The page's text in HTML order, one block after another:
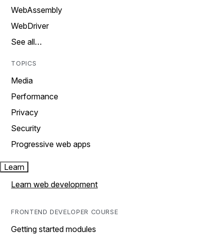
WebAssembly
WebDriver
See all…
TOPICS
Media
Performance
Privacy
Security
Progressive web apps
Learn
Learn web development
FRONTEND DEVELOPER COURSE
Getting started modules